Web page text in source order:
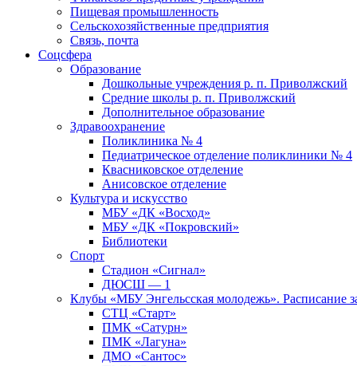
Пищевая промышленность
Сельскохозяйственные предприятия
Связь, почта
Соцсфера
Образование
Дошкольные учреждения р. п. Приволжский
Средние школы р. п. Приволжский
Дополнительное образование
Здравоохранение
Поликлиника № 4
Педиатрическое отделение поликлиники № 4
Квасниковское отделение
Анисовское отделение
Культура и искусство
МБУ «ДК «Восход»
МБУ «ДК «Покровский»
Библиотеки
Спорт
Стадион «Сигнал»
ДЮСШ — 1
Клубы «МБУ Энгельсская молодежь». Расписание
СТЦ «Старт»
ПМК «Сатурн»
ПМК «Лагуна»
ДМО «Сантос»